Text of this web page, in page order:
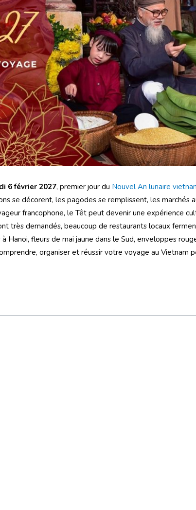
6 février 2027, premier jour du Nouvel An lunaire
se décorent, les pagodes se remplissent, les marchés
francophone, le Têt peut devenir une expérience
très demandés, beaucoup de restaurants locaux
Hanoi, fleurs de mai jaune dans le Sud, enveloppes
organiser et réussir votre voyage au Vietnam